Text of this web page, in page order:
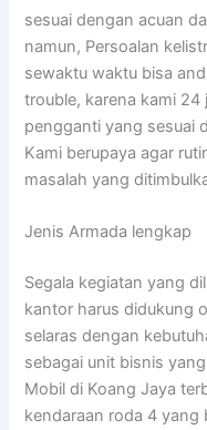
sesuai dengan acuan
namun, Persoalan
sewaktu waktu bisa
trouble, karena kami
pengganti yang sesuai
Kami berupaya agar
masalah yang
Jenis Armada lengkap
Segala kegiatan yang
kantor harus didukung
selaras dengan
sebagai unit bisnis
Mobil di Koang Jaya
kendaraan roda 4 yang